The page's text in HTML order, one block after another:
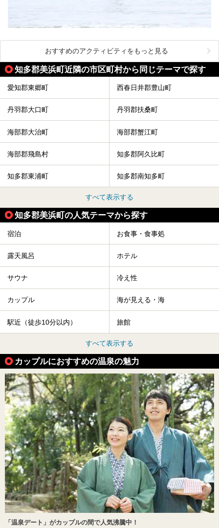
おすすめのアクティビティをもっと見る
知多郡美浜町近隣の市区町村から同じテーマで探す
愛知郡東郷町 西春日井郡豊山町
丹羽郡大口町 丹羽郡扶桑町
海部郡大治町 海部郡蟹江町
海部郡飛島村 知多郡阿久比町
知多郡東浦町 知多郡南知多町
すべて表示する
知多郡美浜町の人気テーマから探す
宿泊 お食事・食事処
露天風呂 ホテル
サウナ 冷え性
カップル 海が見える・海
駅近（徒歩10分以内） 旅館
すべて表示する
カップルにおすすめの温泉の魅力
「温泉デート」がカップルの間で人気沸騰中！